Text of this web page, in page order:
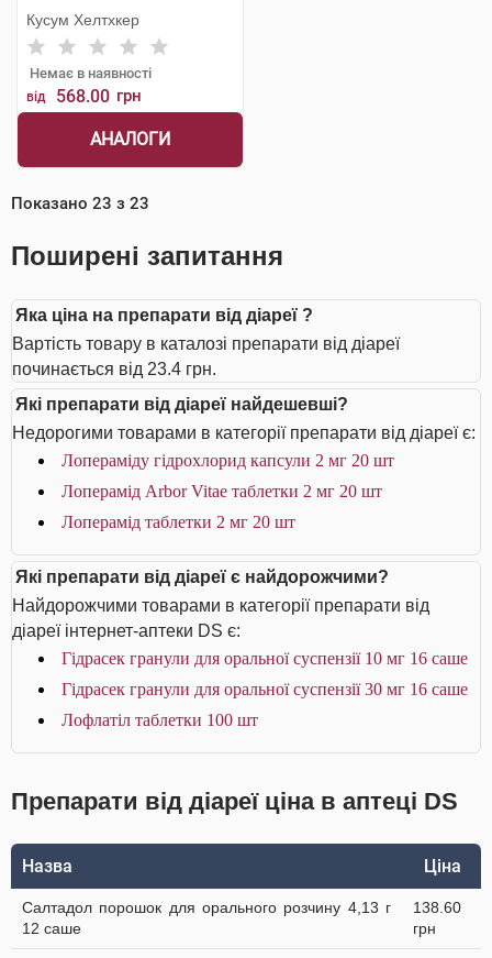
Кусум Хелтхкер
Немає в наявності
від 568.00 грн
АНАЛОГИ
Показано 23 з 23
Поширені запитання
Яка ціна на препарати від діареї ?
Вартість товару в каталозі препарати від діареї
починається від 23.4 грн.
Які препарати від діареї найдешевші?
Недорогими товарами в категорії препарати від діареї є:
Лопераміду гідрохлорид капсули 2 мг 20 шт
Лоперамід Arbor Vitae таблетки 2 мг 20 шт
Лоперамід таблетки 2 мг 20 шт
Які препарати від діареї є найдорожчими?
Найдорожчими товарами в категорії препарати від
діареї інтернет-аптеки DS є:
Гідрасек гранули для оральної суспензії 10 мг 16 саше
Гідрасек гранули для оральної суспензії 30 мг 16 саше
Лофлатіл таблетки 100 шт
Препарати від діареї ціна в аптеці DS
Назва Ціна
Салтадол порошок для орального розчину 4,13 г
12 саше
138.60
грн